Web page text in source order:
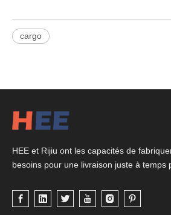
cargo
HEE et Rijiu ont les capacités de
besoins pour une livraison juste à temps